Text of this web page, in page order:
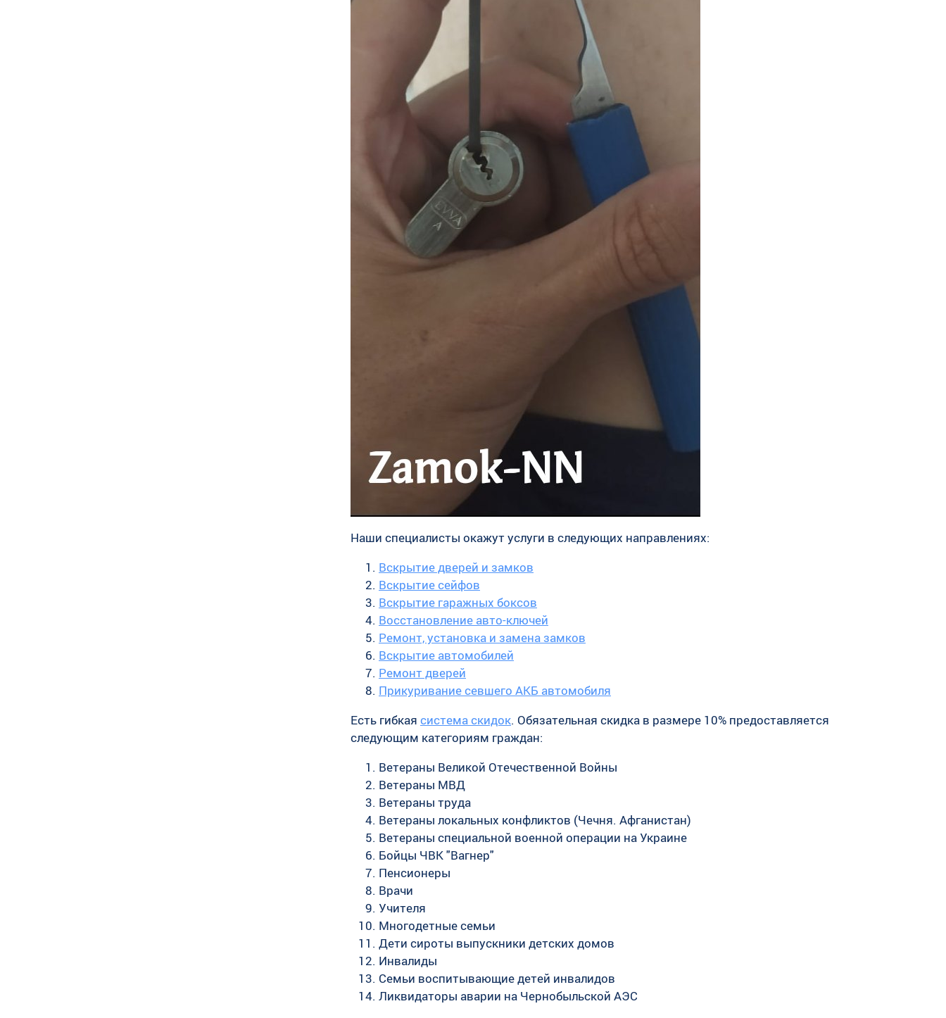
Наши специалисты окажут услуги в следующих направлениях:
Вскрытие дверей и замков
Вскрытие сейфов
Вскрытие гаражных боксов
Восстановление авто-ключей
Ремонт, установка и замена замков
Вскрытие автомобилей
Ремонт дверей
Прикуривание севшего АКБ автомобиля
Есть гибкая система скидок. Обязательная скидка в размере 10% предоставляется
следующим категориям граждан:
Ветераны Великой Отечественной Войны
Ветераны МВД
Ветераны труда
Ветераны локальных конфликтов (Чечня. Афганистан)
Ветераны специальной военной операции на Украине
Бойцы ЧВК "Вагнер"
Пенсионеры
Врачи
Учителя
Многодетные семьи
Дети сироты выпускники детских домов
Инвалиды
Семьи воспитывающие детей инвалидов
Ликвидаторы аварии на Чернобыльской АЭС